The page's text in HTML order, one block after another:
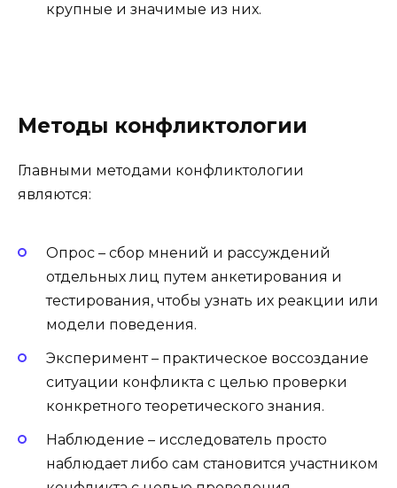
крупные и значимые из них.
Методы конфликтологии
Главными методами конфликтологии
являются:
Опрос – сбор мнений и рассуждений
отдельных лиц путем анкетирования и
тестирования, чтобы узнать их реакции или
модели поведения.
Эксперимент – практическое воссоздание
ситуации конфликта с целью проверки
конкретного теоретического знания.
Наблюдение – исследователь просто
наблюдает либо сам становится участником